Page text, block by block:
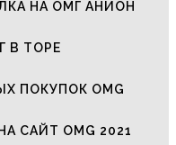
НА ОМГ АНИОН
В ТОРЕ
ПОКУПОК OMG
САЙТ OMG 2021